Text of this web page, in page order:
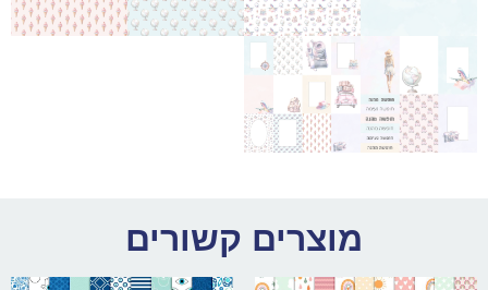
מוצרים קשורים